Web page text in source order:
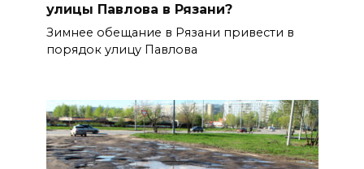
улицы Павлова в Рязани?
Зимнее обещание в Рязани привести в
порядок улицу Павлова